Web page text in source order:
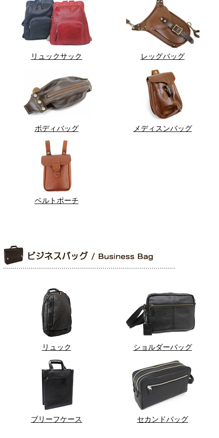
リュックサック レッグバッグ
ボディバッグ メディスンバッグ
ベルトポーチ
リュック ショルダーバッグ
ブリーフケース セカンドバッグ